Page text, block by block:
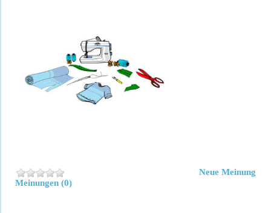
Meinungen (0)
Neue Meinung